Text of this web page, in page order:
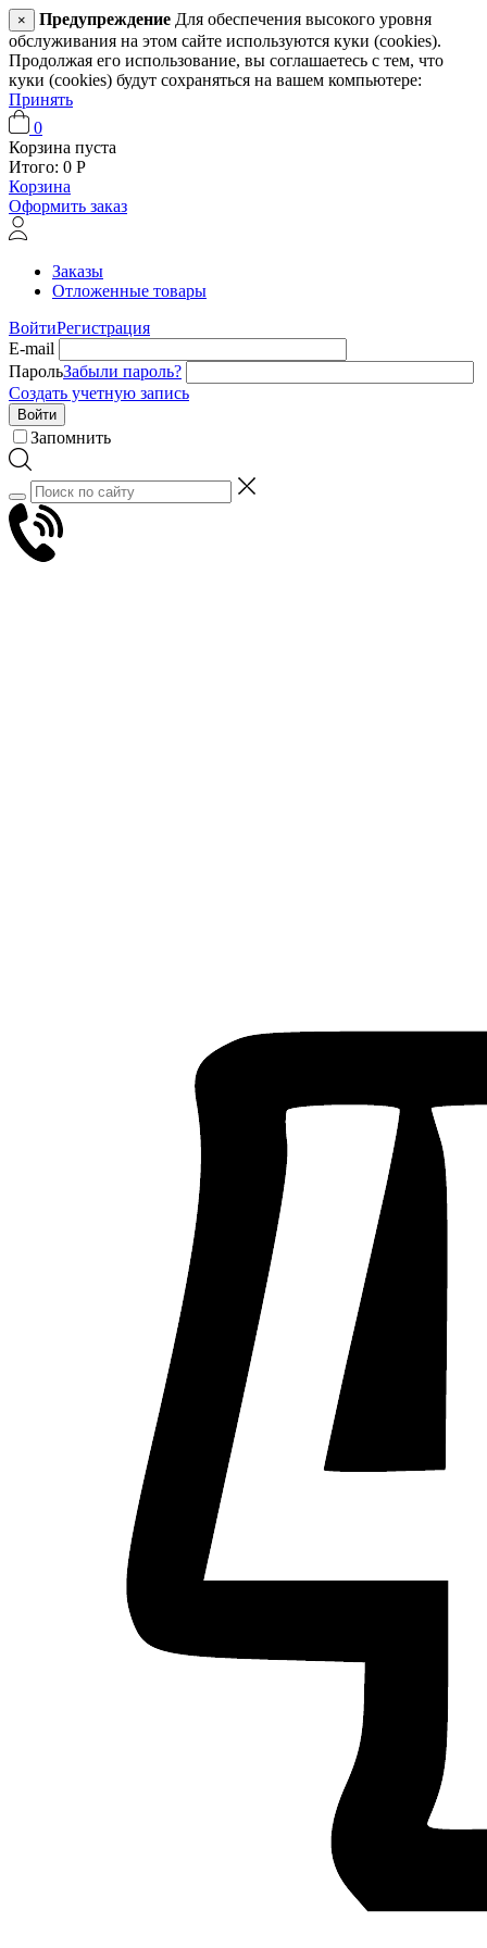
× Предупреждение Для обеспечения высокого уровня
обслуживания на этом сайте используются куки (cookies).
Продолжая его использование, вы соглашаетесь с тем, что
куки (cookies) будут сохраняться на вашем компьютере:
Принять
0
Корзина пуста
Итого: 0 Р
Корзина
Оформить заказ
Заказы
Отложенные товары
ВойтиРегистрация
E-mail
ПарольЗабыли пароль?
Создать учетную запись
Войти
Запомнить